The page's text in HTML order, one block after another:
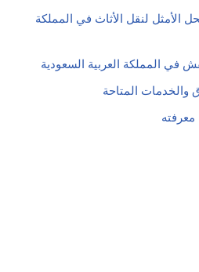
الأمثل لنقل الأثاث في المملكة
في المملكة العربية السعودية
المتاحة